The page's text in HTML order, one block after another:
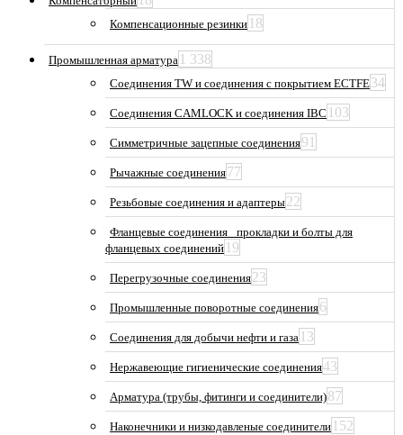
Компенсационные резинки 18
Промышленная арматура 1 338
Соединения TW и соединения с покрытием ECTFE34
Соединения CAMLOCK и соединения IBC 103
Симметричные зацепные соединения91
Рычажные соединения77
Резьбовые соединения и адаптеры22
Фланцевые соединения_ прокладки и болты для
фланцевых соединений 19
Перегрузочные соединения23
Промышленные поворотные соединения6
Соединения для добычи нефти и газа 13
Нержавеющие гигиенические соединения43
Арматура (трубы, фитинги и соединители)87
Наконечники и низкодавленые соединители 152